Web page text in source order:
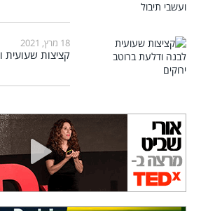
18 מרץ, 2021
קציצות שעועית